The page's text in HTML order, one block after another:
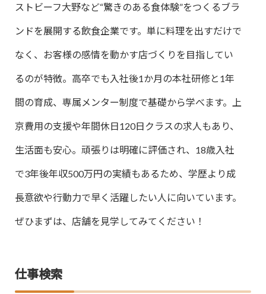
ストビーフ大野など“驚きのある食体験”をつくるブラ
ンドを展開する飲食企業です。単に料理を出すだけで
なく、お客様の感情を動かす店づくりを目指してい
るのが特徴。高卒でも入社後1か月の本社研修と1年
間の育成、専属メンター制度で基礎から学べます。上
京費用の支援や年間休日120日クラスの求人もあり、
生活面も安心。頑張りは明確に評価され、18歳入社
で3年後年収500万円の実績もあるため、学歴より成
長意欲や行動力で早く活躍したい人に向いています。
ぜひまずは、店舗を見学してみてください！
仕事検索